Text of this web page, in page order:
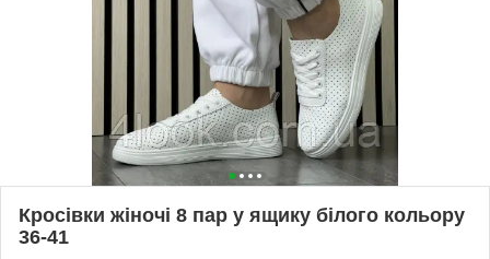
Кросівки жіночі 8 пар у ящику білого кольору
36-41